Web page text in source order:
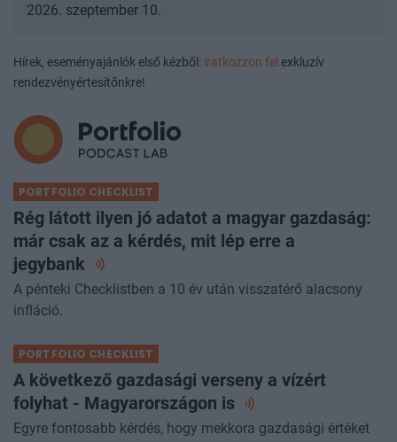
2026. szeptember 10.
Hírek, eseményajánlók első kézből: iratkozzon fel exkluzív
rendezvényértesítőnkre!
PORTFOLIO CHECKLIST
Rég látott ilyen jó adatot a magyar gazdaság:
már csak az a kérdés, mit lép erre a
jegybank
A pénteki Checklistben a 10 év után visszatérő alacsony
infláció.
PORTFOLIO CHECKLIST
A következő gazdasági verseny a vízért
folyhat - Magyarországon is
Egyre fontosabb kérdés, hogy mekkora gazdasági értéket